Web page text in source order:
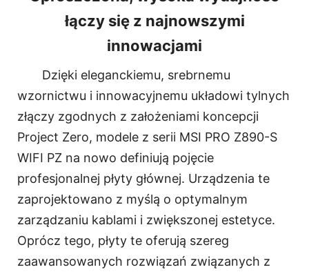
łączy się z najnowszymi
innowacjami
Dzięki eleganckiemu, srebrnemu
wzornictwu i innowacyjnemu układowi tylnych
złączy zgodnych z założeniami koncepcji
Project Zero, modele z serii MSI PRO Z890-S
WIFI PZ na nowo definiują pojęcie
profesjonalnej płyty głównej. Urządzenia te
zaprojektowano z myślą o optymalnym
zarządzaniu kablami i zwiększonej estetyce.
Oprócz tego, płyty te oferują szereg
zaawansowanych rozwiązań związanych z